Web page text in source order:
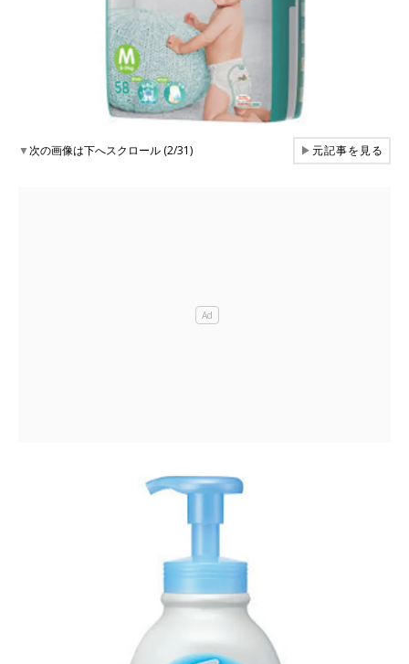
▼次の画像は下へスクロール (2/31) ▶元記事を見る